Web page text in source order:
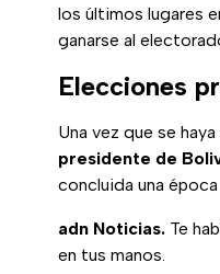
los últimos lugares
ganarse al
Elecciones
Una vez que se
presidente de
concluida una
adn Noticias. Te
en tus manos.